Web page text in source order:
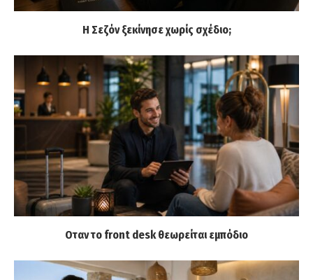
Η Σεζόν ξεκίνησε χωρίς σχέδιο;
Οταν το front desk θεωρείται εμπόδιο